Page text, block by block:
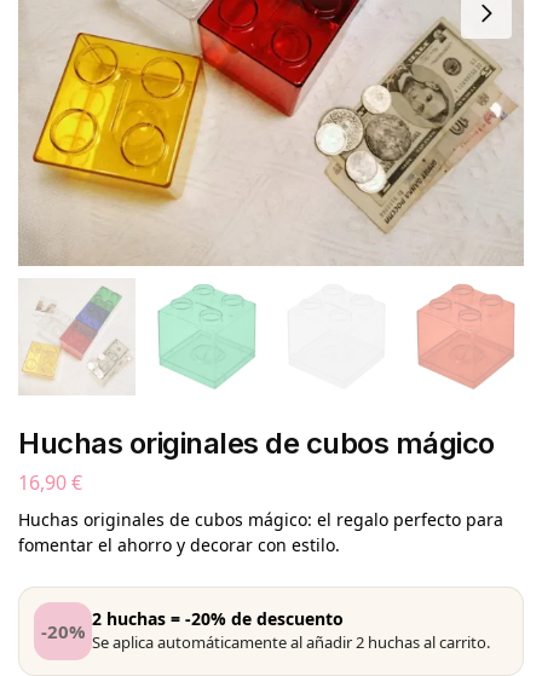
Huchas originales de cubos mágico
16,90€
Huchas originales de cubos mágico: el regalo perfecto para
fomentar el ahorro y decorar con estilo.
-20% 2 huchas = -20% de descuento
Se aplica automáticamente al añadir 2 huchas al carrito.